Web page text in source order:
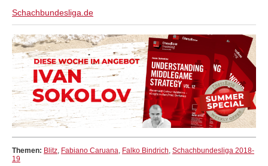
Schachbundesliga.de
Themen: Blitz, Fabiano Caruana, Falko Bindrich, Schachbundesliga 2018-
19